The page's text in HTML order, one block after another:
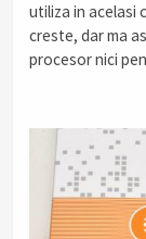
utiliza in acelasi
creste, dar ma
procesor nici